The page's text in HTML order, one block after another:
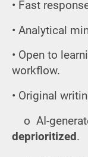
• Fast
• Analytical
• Open to
workflow.
• Original
o AI-
deprioritized.